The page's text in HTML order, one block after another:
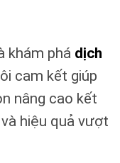
khám phá dịch
cam kết giúp
nâng cao kết
và hiệu quả vượt